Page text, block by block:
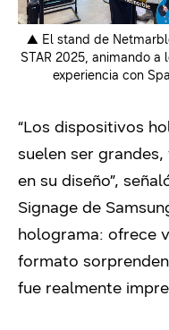
▲ El stand de
STAR 2025, animando
experiencia con
“Los dispositivos
suelen ser
en su diseño”,
Signage de
holograma: ofrece
formato
fue realmente